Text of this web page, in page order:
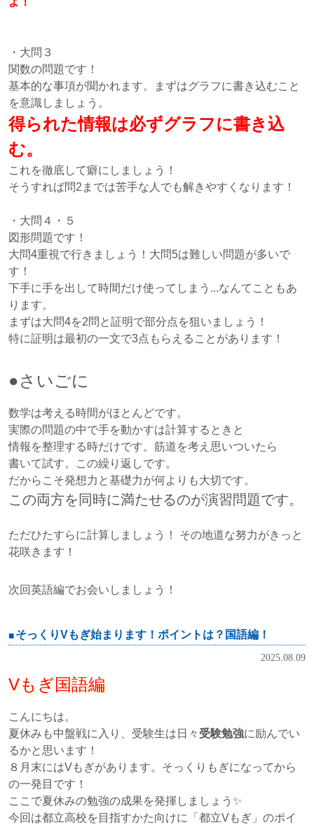
・大問３
関数の問題です！
基本的な事項が聞かれます。まずはグラフに書き込むこと
を意識しましょう。
得られた情報は必ずグラフに書き込
む。
これを徹底して癖にしましょう！
そうすれば問2までは苦手な人でも解きやすくなります！
・大問４・５
図形問題です！
大問4重視で行きましょう！大問5は難しい問題が多いで
す！
下手に手を出して時間だけ使ってしまう...なんてこともあ
ります。
まずは大問4を2問と証明で部分点を狙いましょう！
特に証明は最初の一文で3点もらえることがあります！
●さいごに
数学は考える時間がほとんどです。
実際の問題の中で手を動かすは計算するときと
情報を整理する時だけです。筋道を考え思いついたら
書いて試す。この繰り返しです。
だからこそ発想力と基礎力が何よりも大切です。
この両方を同時に満たせるのが演習問題です。
ただひたすらに計算しましょう！ その地道な努力がきっと
花咲きます！
次回英語編でお会いしましょう！
そっくりVもぎ始まります！ポイントは？国語編！
2025.08.09
Vもぎ国語編
こんにちは。
夏休みも中盤戦に入り、受験生は日々 受験勉強に励んでい
るかと思います！
８月末にはVもぎがあります。そっくりもぎになってから
の一発目です！
ここで夏休みの勉強の成果を発揮しましょう✨
今回は都立高校を目指すかた向けに「都立Vもぎ」のポイ